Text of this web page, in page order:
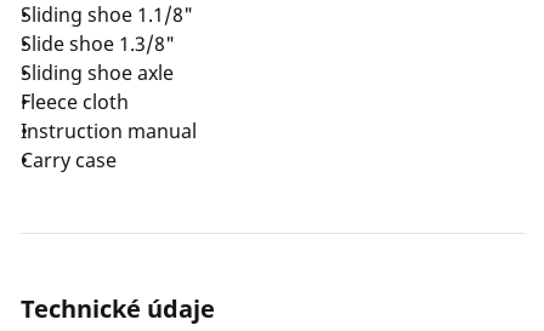
Sliding shoe 1.1/8"
Slide shoe 1.3/8"
Sliding shoe axle
Fleece cloth
Instruction manual
Carry case
Technické údaje